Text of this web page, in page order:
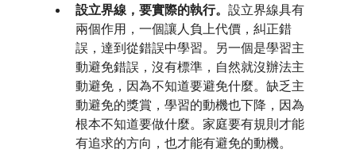
設立界線，要實際的執行。 設立界線具有
兩個作用，一個讓人負上代價，糾正錯
誤，達到從錯誤中學習。另一個是學習主
動避免錯誤，沒有標準，自然就沒辦法主
動避免，因為不知道要避免什麼。缺乏主
動避免的獎賞，學習的動機也下降，因為
根本不知道要做什麼。家庭要有規則才能
有追求的方向，也才能有避免的動機。